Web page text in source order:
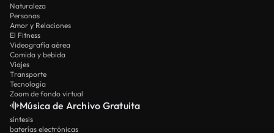
Naturaleza
Personas
Amor y Relaciones
El Fitness
Videografía aérea
Comida y bebida
Viajes
Transporte
Tecnología
Zoom de fondo virtual
Música de Archivo Gratuita
síntesis
baterías electrónicas